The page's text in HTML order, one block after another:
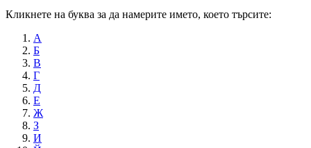
Кликнете на буква за да намерите името, което търсите:
А
Б
В
Г
Д
Е
Ж
З
И